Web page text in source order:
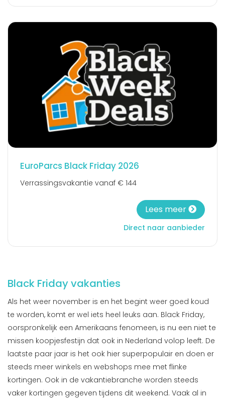
EuroParcs Black Friday 2026
Verrassingsvakantie vanaf € 144
Lees meer
Direct naar aanbieder
Black Friday vakanties
Als het weer november is en het begint weer goed koud
te worden, komt er wel iets heel leuks aan. Black Friday,
oorspronkelijk een Amerikaans fenomeen, is nu een niet te
missen koopjesfestijn dat ook in Nederland volop leeft. De
laatste paar jaar is het ook hier superpopulair en doen er
steeds meer winkels en webshops mee met flinke
kortingen. Ook in de vakantiebranche worden steeds
vaker kortingen gegeven tijdens dit weekend. Vaak al in